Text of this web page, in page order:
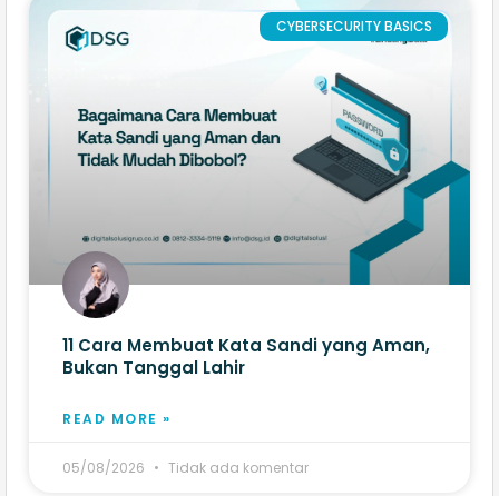
CYBERSECURITY BASICS
11 Cara Membuat Kata Sandi yang Aman,
Bukan Tanggal Lahir
READ MORE »
05/08/2026 Tidak ada komentar